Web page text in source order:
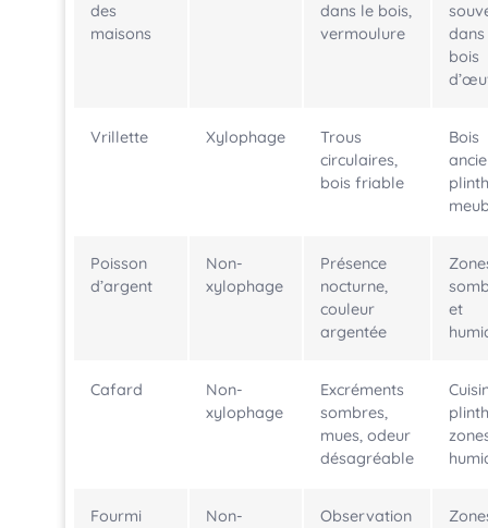
des
maisons
dans le bois,
vermoulure
dans
bois
Vrillette Xylophage
Trous
circulaires,
bois friable
Bois
Poisson
d’argent
Non-
xylophage
Présence
nocturne,
couleur
argentée
et
Cafard
Non-
xylophage
Excréments
sombres,
mues, odeur
désagréable
Fourmi
Non-
Observation